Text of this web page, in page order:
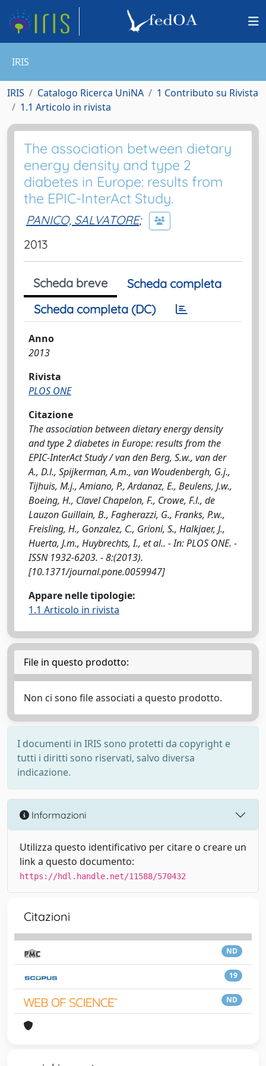
IRIS
IRIS Catalogo Ricerca UniNA
1 Contributo su Rivista
1.1 Articolo in rivista
The association between dietary
energy density and type 2
diabetes in Europe: results from
the EPIC-InterAct Study.
PANICO, SALVATORE;
2013
Scheda breve
Scheda completa
Scheda completa (DC)
Anno
2013
Rivista
PLOS ONE
Citazione
The association between dietary energy density
and type 2 diabetes in Europe: results from the
EPIC-InterAct Study / van den Berg, S.w., van der
A., D.l., Spijkerman, A.m., van Woudenbergh, G.j.,
Tijhuis, M.j., Amiano, P., Ardanaz, E., Beulens, J.w.,
Boeing, H., Clavel Chapelon, F., Crowe, F.l., de
Lauzon Guillain, B., Fagherazzi, G., Franks, P.w.,
Freisling, H., Gonzalez, C., Grioni, S., Halkjaer, J.,
Huerta, J.m., Huybrechts, I., et al.. - In: PLOS ONE. -
ISSN 1932-6203. - 8:(2013).
[10.1371/journal.pone.0059947]
Appare nelle tipologie:
1.1 Articolo in rivista
File in questo prodotto:
Non ci sono file associati a questo prodotto.
I documenti in IRIS sono protetti da copyright e
tutti i diritti sono riservati, salvo diversa
indicazione.
Informazioni
Utilizza questo identificativo per citare o creare un
link a questo documento:
https://hdl.handle.net/11588/570432
Citazioni
ND
19
ND